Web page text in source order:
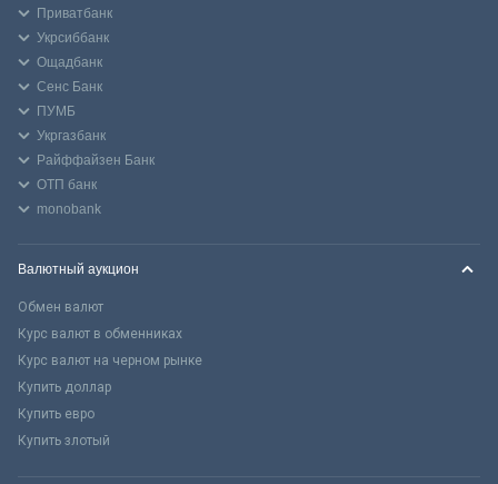
Приватбанк
Укрсиббанк
Ощадбанк
Сенс Банк
ПУМБ
Укргазбанк
Райффайзен Банк
ОТП банк
monobank
Валютный аукцион
Обмен валют
Курс валют в обменниках
Курс валют на черном рынке
Купить доллар
Купить евро
Купить злотый